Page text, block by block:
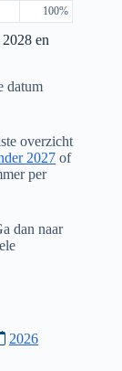
100%
2028 en
datum
overzicht
2027 of
per
dan naar
2026